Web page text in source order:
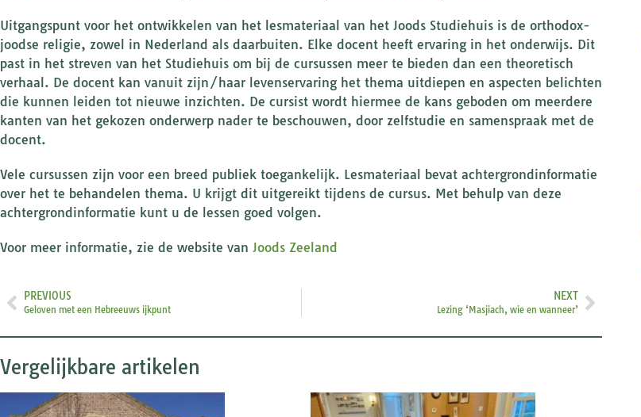
Uitgangspunt voor het ontwikkelen van het lesmateriaal van het Joods Studiehuis is de orthodox-
joodse religie, zowel in Nederland als daarbuiten. Elke docent heeft ervaring in het onderwijs. Dit
past in het streven van het Studiehuis om bij de cursussen meer te bieden dan een theoretisch
verhaal. De docent kan vanuit zijn/haar levenservaring het thema uitdiepen en aspecten belichten
die kunnen leiden tot nieuwe inzichten. De cursist wordt hiermee de kans geboden om meerdere
kanten van het gekozen onderwerp nader te beschouwen, door zelfstudie en samenspraak met de
docent.
Vele cursussen zijn voor een breed publiek toegankelijk. Lesmateriaal bevat achtergrondinformatie
over het te behandelen thema. U krijgt dit uitgereikt tijdens de cursus. Met behulp van deze
achtergrondinformatie kunt u de lessen goed volgen.
Voor meer informatie, zie de website van Joods Zeeland
PREVIOUS
Geloven met een Hebreeuws ijkpunt
NEXT
Lezing ‘Masjiach, wie en wanneer’
Vergelijkbare artikelen